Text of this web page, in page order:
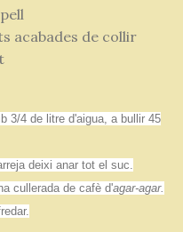
acabades de collir
3/4 de litre d'aigua, a bullir 45
deixi anar tot el suc.
cullerada de cafè d'agar-agar.